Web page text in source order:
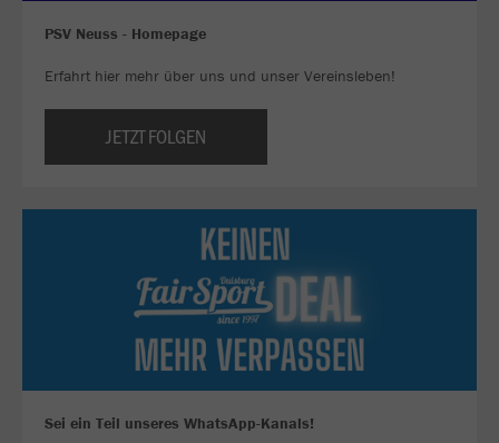
PSV Neuss - Homepage
Erfahrt hier mehr über uns und unser Vereinsleben!
JETZT FOLGEN
Sei ein Teil unseres WhatsApp-Kanals!